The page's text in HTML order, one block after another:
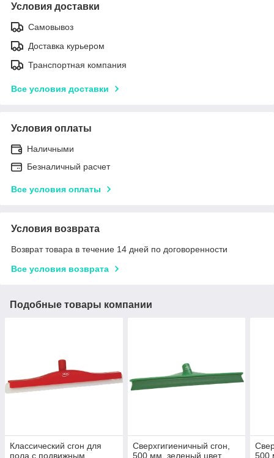
Условия доставки
Самовывоз
Доставка курьером
Транспортная компания
Все условия доставки
Условия оплаты
Наличными
Безналичный расчет
Все условия оплаты
Условия возврата
Возврат товара в течение 14 дней по договоренности
Все условия возврата
Подобные товары компании
Классический сгон для
пола с подвижным
Сверхгигиеничный сгон,
500 мм, зеленый цвет
500